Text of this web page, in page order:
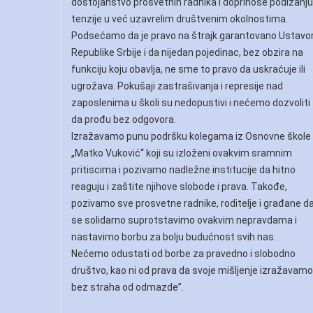
tenzije u već uzavrelim društvenim okolnostima.
Podsećamo da je pravo na štrajk garantovano
Republike Srbije i da nijedan pojedinac, bez obzira na
funkciju koju obavlja, ne sme to pravo da uskraćuje ili
ugrožava. Pokušaji zastrašivanja i represije nad
zaposlenima u školi su nedopustivi i nećemo dozvoliti
da prođu bez odgovora.
Izražavamo punu podršku kolegama iz Osnovne škole
„Matko Vuković“ koji su izloženi ovakvim sramnim
pritiscima i pozivamo nadležne institucije da hitno
reaguju i zaštite njihove slobode i prava. Takođe,
pozivamo sve prosvetne radnike, roditelje i građane
se solidarno suprotstavimo ovakvim nepravdama i
nastavimo borbu za bolju budućnost svih nas.
Nećemo odustati od borbe za pravedno i slobodno
društvo, kao ni od prava da svoje mišljenje izražavamo
bez straha od odmazde”.